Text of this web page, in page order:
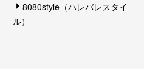
8080style（ハレバレスタイ
ル）